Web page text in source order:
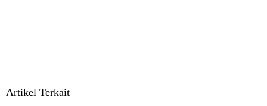
Artikel Terkait